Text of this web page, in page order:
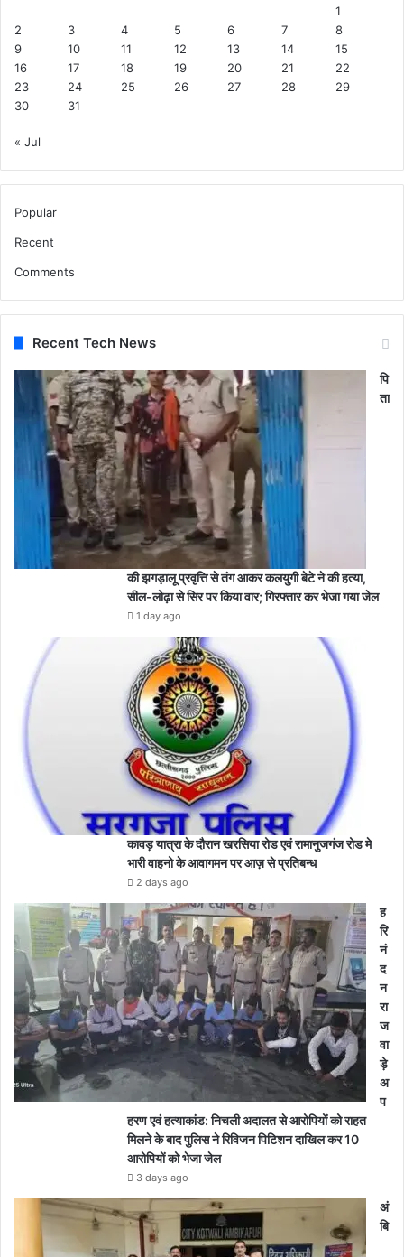
1
2
3 4 5 6 7
8
9
10 11 12 13 14
15
16
17 18 19 20 21
22
23
24 25 26 27 28
29
30
31
« Jul
Popular
Recent
Comments
Recent Tech News
पि
ता
की झगड़ालू प्रवृत्ति से तंग आकर कलयुगी बेटे ने की हत्या,
सील-लोढ़ा से सिर पर किया वार; गिरफ्तार कर भेजा गया जेल
1 day ago
कावड़ यात्रा के दौरान खरसिया रोड एवं रामानुजगंज रोड मे
भारी वाहनो के आवागमन पर आज़ से प्रतिबन्ध
2 days ago
ह
रि
नं
द
न
रा
ज
वा
ड़े
अ
प
हरण एवं हत्याकांड: निचली अदालत से आरोपियों को राहत
मिलने के बाद पुलिस ने रिविजन पिटिशन दाखिल कर 10
आरोपियों को भेजा जेल
3 days ago
अं
बि